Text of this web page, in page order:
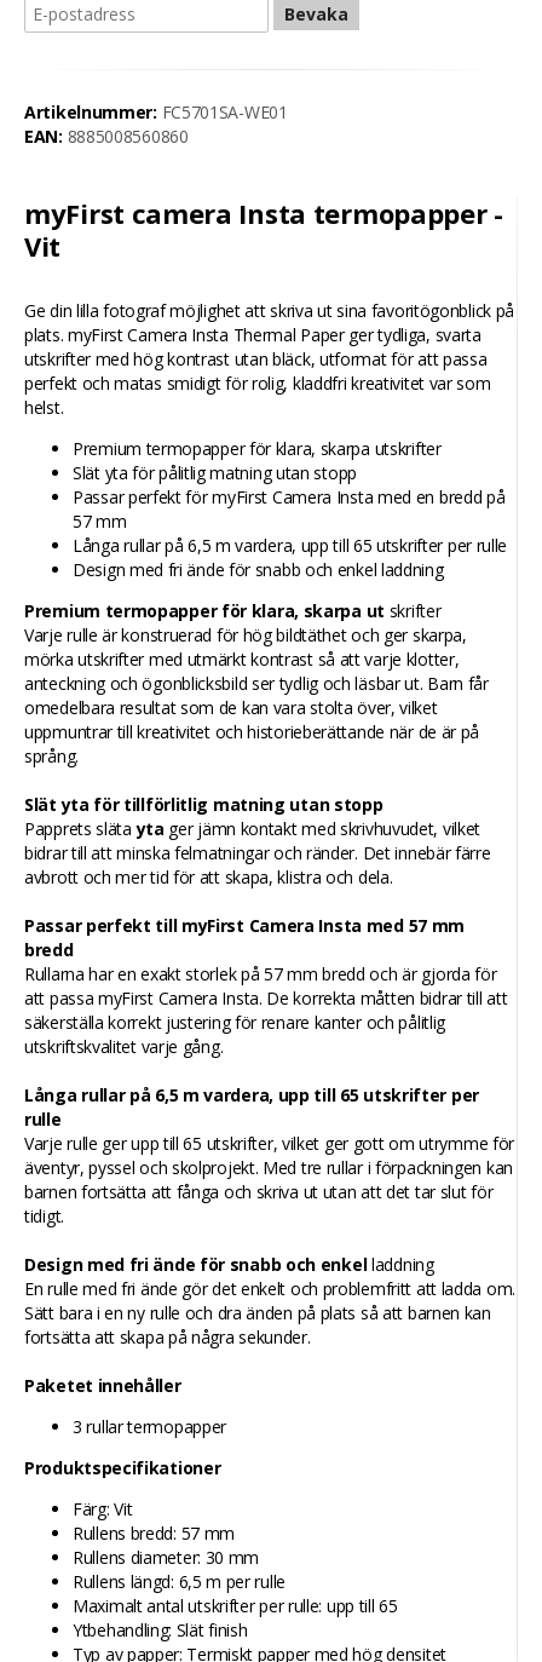
myFirst camera Insta termopapper -
Vit
Ge din lilla fotograf möjlighet att skriva ut sina favoritögonblick på
plats. myFirst Camera Insta Thermal Paper ger tydliga, svarta
utskrifter med hög kontrast utan bläck, utformat för att passa
perfekt och matas smidigt för rolig, kladdfri kreativitet var som
helst.
Premium termopapper för klara, skarpa utskrifter
Slät yta för pålitlig matning utan stopp
Passar perfekt för myFirst Camera Insta med en bredd på
57 mm
Långa rullar på 6,5 m vardera, upp till 65 utskrifter per rulle
Design med fri ände för snabb och enkel laddning
Premium termopapper för klara, skarpa ut skrifter
Varje rulle är konstruerad för hög bildtäthet och ger skarpa,
mörka utskrifter med utmärkt kontrast så att varje klotter,
anteckning och ögonblicksbild ser tydlig och läsbar ut. Barn får
omedelbara resultat som de kan vara stolta över, vilket
uppmuntrar till kreativitet och historieberättande när de är på
språng.
Slät yta för tillförlitlig matning utan stopp
Papprets slätayta ger jämn kontakt med skrivhuvudet, vilket
bidrar till att minska felmatningar och ränder. Det innebär färre
avbrott och mer tid för att skapa, klistra och dela.
Passar perfekt till myFirst Camera Insta med 57 mm
bredd
Rullarna har en exakt storlek på 57 mm bredd och är gjorda för
att passa myFirst Camera Insta. De korrekta måtten bidrar till att
säkerställa korrekt justering för renare kanter och pålitlig
utskriftskvalitet varje gång.
Långa rullar på 6,5 m vardera, upp till 65 utskrifter per
rulle
Varje rulle ger upp till 65 utskrifter, vilket ger gott om utrymme för
äventyr, pyssel och skolprojekt. Med tre rullar i förpackningen kan
barnen fortsätta att fånga och skriva ut utan att det tar slut för
tidigt.
Design med fri ände för snabb och enkelladdning
En rulle med fri ände gör det enkelt och problemfritt att ladda om.
Sätt bara i en ny rulle och dra änden på plats så att barnen kan
fortsätta att skapa på några sekunder.
Paketet innehåller
3 rullar termopapper
Produktspecifikationer
Färg: Vit
Rullens bredd: 57 mm
Rullens diameter: 30 mm
Rullens längd: 6,5 m per rulle
Maximalt antal utskrifter per rulle: upp till 65
Ytbehandling: Slät finish
Typ av papper: Termiskt papper med hög densitet
Bevaka
Artikelnummer: FC5701SA-WE01
EAN: 8885008560860